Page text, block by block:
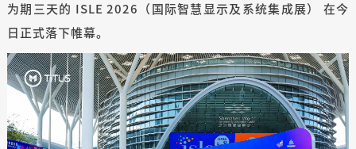
为期三天的 ISLE 2026（国际智慧显示及系统集成展） 在今
日正式落下帷幕。